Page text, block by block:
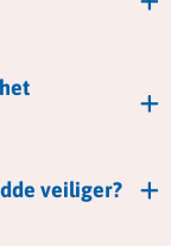
veiliger?